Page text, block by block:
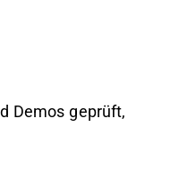
Demos geprüft,